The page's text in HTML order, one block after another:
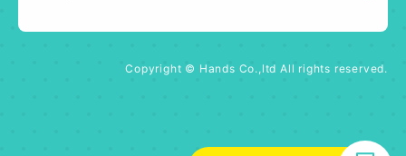
Copyright © Hands Co.,ltd All rights reserved.